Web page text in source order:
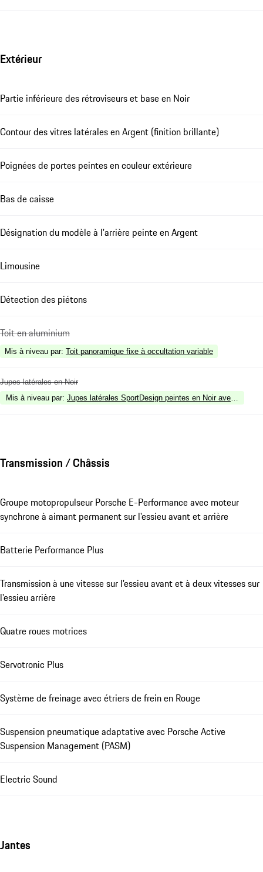
Extérieur
Partie inférieure des rétroviseurs et base en Noir
Contour des vitres latérales en Argent (finition brillante)
Poignées de portes peintes en couleur extérieure
Bas de caisse
Désignation du modèle à l'arrière peinte en Argent
Limousine
Détection des piétons
Toit en aluminium
Mis à niveau par: Toit panoramique fixe à occultation variable
Jupes latérales en Noir
Mis à niveau par: Jupes latérales SportDesign peintes en Noir avec
Transmission / Châssis
Groupe motopropulseur Porsche E-Performance avec moteur
synchrone à aimant permanent sur l'essieu avant et arrière
Batterie Performance Plus
Transmission à une vitesse sur l'essieu avant et à deux vitesses sur
l'essieu arrière
Quatre roues motrices
Servotronic Plus
Système de freinage avec étriers de frein en Rouge
Suspension pneumatique adaptative avec Porsche Active
Suspension Management (PASM)
Electric Sound
Jantes